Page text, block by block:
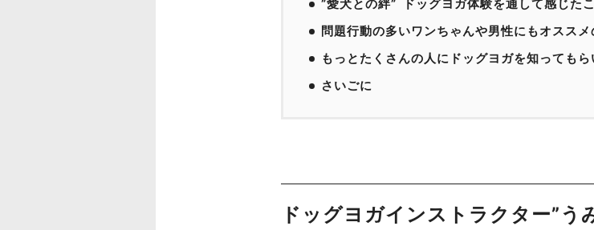
”愛犬との絆” ドッグヨガ体験を通して感じた
問題行動の多いワンちゃんや男性にもオスス
もっとたくさんの人にドッグヨガを知ってもら
さいごに
ドッグヨガインストラクター”う